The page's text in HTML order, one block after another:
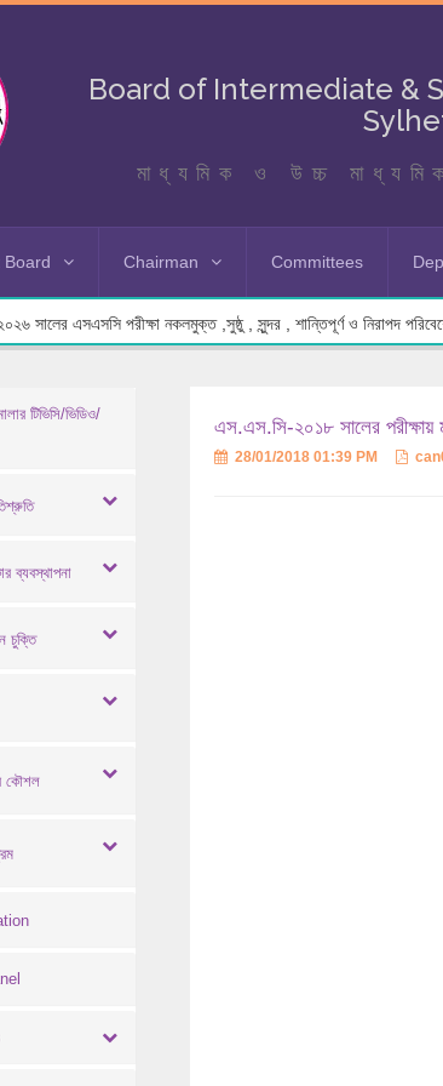
Board of Intermediate &
মাধ্যমিক ও উচ্চ মাধ্যমিক
Board Chairman Committees
সালের এসএসসি পরীক্ষা নকলমুক্ত ,সুষ্ঠু , সুন্দর , শান্তিপূর্ণ ও নিরাপদ
টিভিসি/ভিডিও/
ব্যবস্থাপনা
চুক্তি
কৌশল
এস.এস.সি-২০১৮ সালের পরীক্ষায়
28/01/2018 01:39 PM